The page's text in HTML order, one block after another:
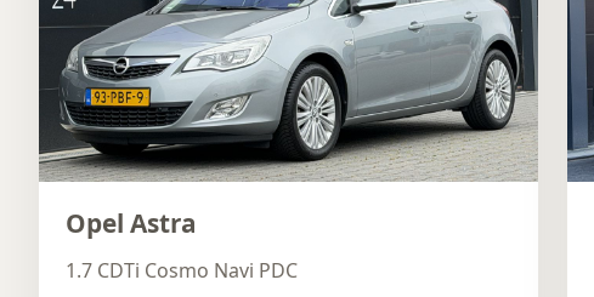
Opel Astra
1.7 CDTi Cosmo Navi PDC